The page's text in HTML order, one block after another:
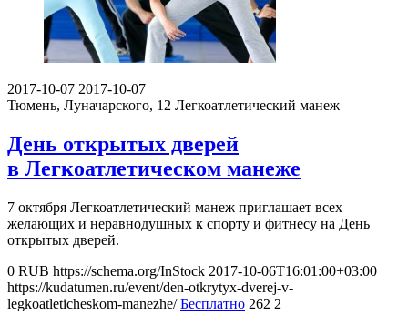
2017-10-07 2017-10-07
Тюмень, Луначарского, 12 Легкоатлетический манеж
День открытых дверей
в Легкоатлетическом манеже
7 октября Легкоатлетический манеж приглашает всех
желающих и неравнодушных к спорту и фитнесу на День
открытых дверей.
0 RUB https://schema.org/InStock 2017-10-06T16:01:00+03:00
https://kudatumen.ru/event/den-otkrytyx-dverej-v-
legkoatleticheskom-manezhe/ Бесплатно 262 2